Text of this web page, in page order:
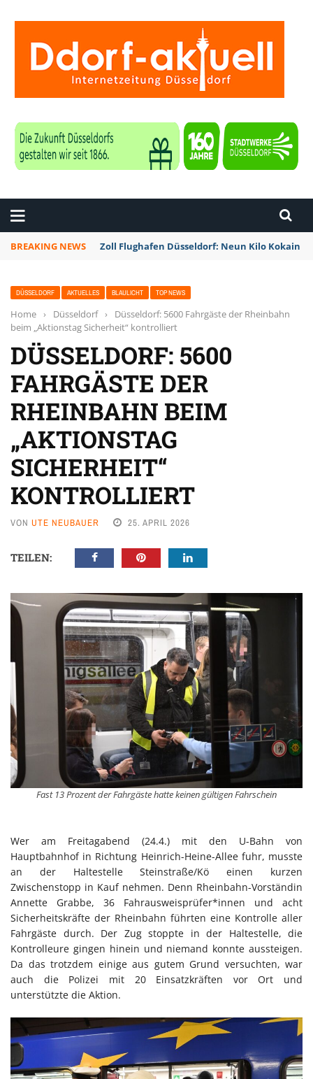
BREAKING NEWS Zoll Flughafen Düsseldorf: Neun Kilo Kokain
DÜSSELDORF AKTUELLES BLAULICHT TOP NEWS
Home › Düsseldorf ›
Düsseldorf: 5600 Fahrgäste der Rheinbahn
beim „Aktionstag Sicherheit“ kontrolliert
DÜSSELDORF: 5600
FAHRGÄSTE DER
RHEINBAHN BEIM
„AKTIONSTAG
SICHERHEIT“
KONTROLLIERT
VON UTE NEUBAUER 25. APRIL 2026
TEILEN:
Fast 13 Prozent der Fahrgäste hatte keinen gültigen Fahrschein
Wer am Freitagabend (24.4.) mit den U-Bahn von
Hauptbahnhof in Richtung Heinrich-Heine-Allee fuhr, musste
an der Haltestelle Steinstraße/Kö einen kurzen
Zwischenstopp in Kauf nehmen. Denn Rheinbahn-Vorständin
Annette Grabbe, 36 Fahrausweisprüfer*innen und acht
Sicherheitskräfte der Rheinbahn führten eine Kontrolle aller
Fahrgäste durch. Der Zug stoppte in der Haltestelle, die
Kontrolleure gingen hinein und niemand konnte aussteigen.
Da das trotzdem einige aus gutem Grund versuchten, war
auch die Polizei mit 20 Einsatzkräften vor Ort und
unterstützte die Aktion.